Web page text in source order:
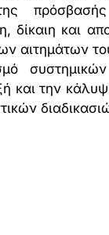
δίκαιη και
αιτημάτων
και την